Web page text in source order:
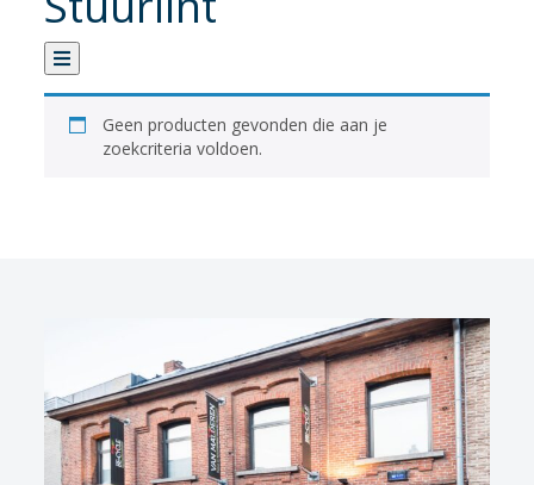
Categorie
Handvatten/Stuurlinten
Bagagerek
Batterijen
Bidon /drinkbus
Geen producten gevonden die aan je
zoekcriteria voldoen.